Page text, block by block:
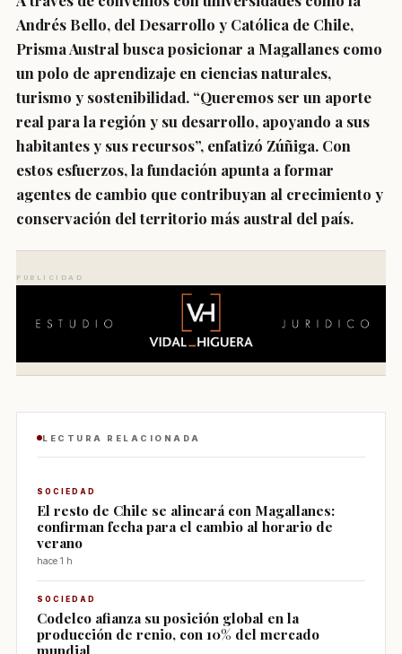
Andrés Bello, del Desarrollo y Católica de Chile,
Prisma Austral busca posicionar a Magallanes como
un polo de aprendizaje en ciencias naturales,
turismo y sostenibilidad. “Queremos ser un aporte
real para la región y su desarrollo, apoyando a sus
habitantes y sus recursos”, enfatizó Zúñiga. Con
estos esfuerzos, la fundación apunta a formar
agentes de cambio que contribuyan al crecimiento y
conservación del territorio más austral del país.
PUBLICIDAD
LECTURA RELACIONADA
SOCIEDAD
El resto de Chile se alineará con Magallanes:
confirman fecha para el cambio al horario de
verano
hace 1 h
SOCIEDAD
Codelco afianza su posición global en la
producción de renio, con 10% del mercado
mundial